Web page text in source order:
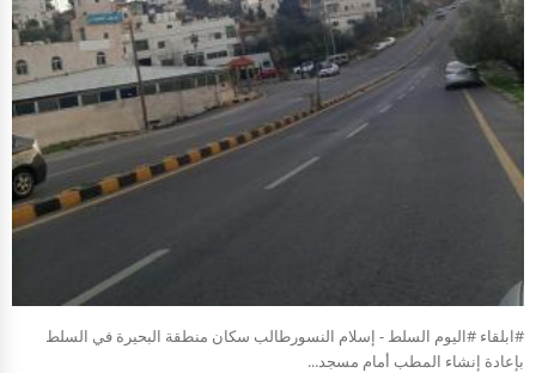
#ابلقاء #اليوم السلط - إسلام النسورطالب سكان منطقة البحيرة في السلط
بإعادة إنشاء المطب أمام مسجد...